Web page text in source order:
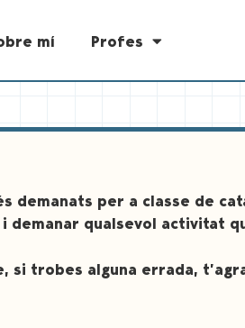
mí Profes
demanats per a classe de
demanar qualsevol activitat
si trobes alguna errada,